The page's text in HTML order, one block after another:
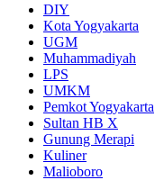
DIY
Kota Yogyakarta
UGM
Muhammadiyah
LPS
UMKM
Pemkot Yogyakarta
Sultan HB X
Gunung Merapi
Kuliner
Malioboro